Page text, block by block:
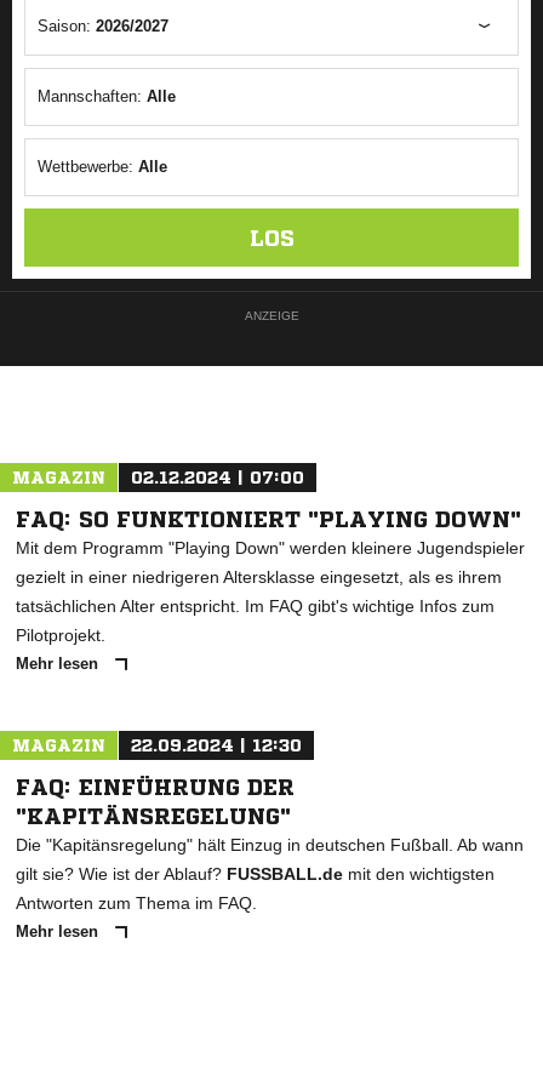
Saison: 2026/2027
Mannschaften: Alle
Wettbewerbe: Alle
LOS
ANZEIGE
MAGAZIN 02.12.2024 | 07:00
FAQ: SO FUNKTIONIERT "PLAYING DOWN"
Mit dem Programm "Playing Down" werden kleinere Jugendspieler
gezielt in einer niedrigeren Altersklasse eingesetzt, als es ihrem
tatsächlichen Alter entspricht. Im FAQ gibt's wichtige Infos zum
Pilotprojekt.
Mehr lesen
MAGAZIN 22.09.2024 | 12:30
FAQ: EINFÜHRUNG DER
"KAPITÄNSREGELUNG"
Die "Kapitänsregelung" hält Einzug in deutschen Fußball. Ab wann
gilt sie? Wie ist der Ablauf? FUSSBALL.de mit den wichtigsten
Antworten zum Thema im FAQ.
Mehr lesen